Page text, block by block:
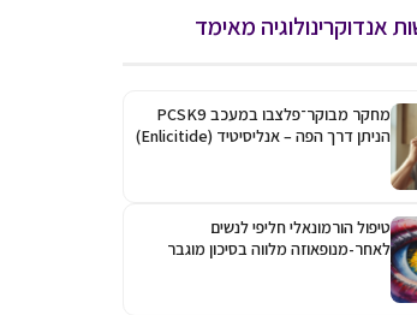
אנדוקרינולוגיה מאימד
מחקר מבוקר־פלצבו במעכב PCSK9
הניתן דרך הפה – אנליסיטיד (Enlicitide)
טיפול הורמונאלי חליפי לנשים
לאחר-מנופאוזה מלווה בסיכון מוגבר